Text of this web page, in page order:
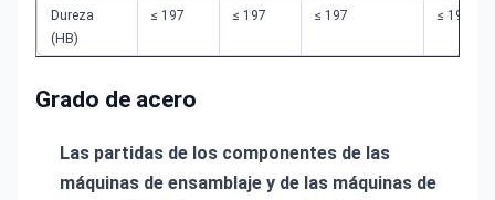
Dureza
(HB)
≤ 197 ≤ 197 ≤ 197 ≤ 197
Grado de acero
Las partidas de los componentes de las
máquinas de ensamblaje y de las máquinas de